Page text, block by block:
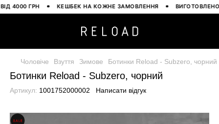
ГРН КЕШБЕК НА КОЖНЕ ЗАМОВЛЕННЯ ВИГОТОВЛЕНО В
Чоловіче Взуття Зимове Ботинки Reload - Subzero, чорний
Ботинки Reload - Subzero, чорний
Артикул: 1001752000002 Написати відгук